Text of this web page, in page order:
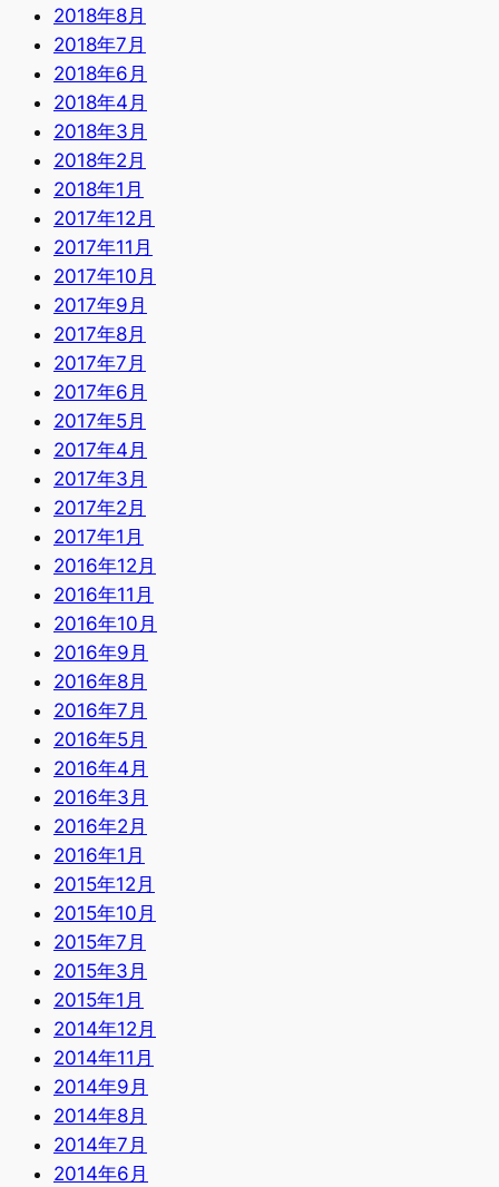
2018年8月
2018年7月
2018年6月
2018年4月
2018年3月
2018年2月
2018年1月
2017年12月
2017年11月
2017年10月
2017年9月
2017年8月
2017年7月
2017年6月
2017年5月
2017年4月
2017年3月
2017年2月
2017年1月
2016年12月
2016年11月
2016年10月
2016年9月
2016年8月
2016年7月
2016年5月
2016年4月
2016年3月
2016年2月
2016年1月
2015年12月
2015年10月
2015年7月
2015年3月
2015年1月
2014年12月
2014年11月
2014年9月
2014年8月
2014年7月
2014年6月